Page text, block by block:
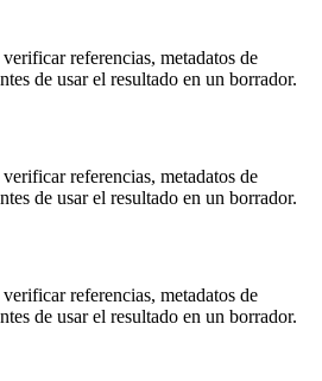
referencias, metadatos de
de usar el resultado en un borrador.
referencias, metadatos de
de usar el resultado en un borrador.
referencias, metadatos de
de usar el resultado en un borrador.